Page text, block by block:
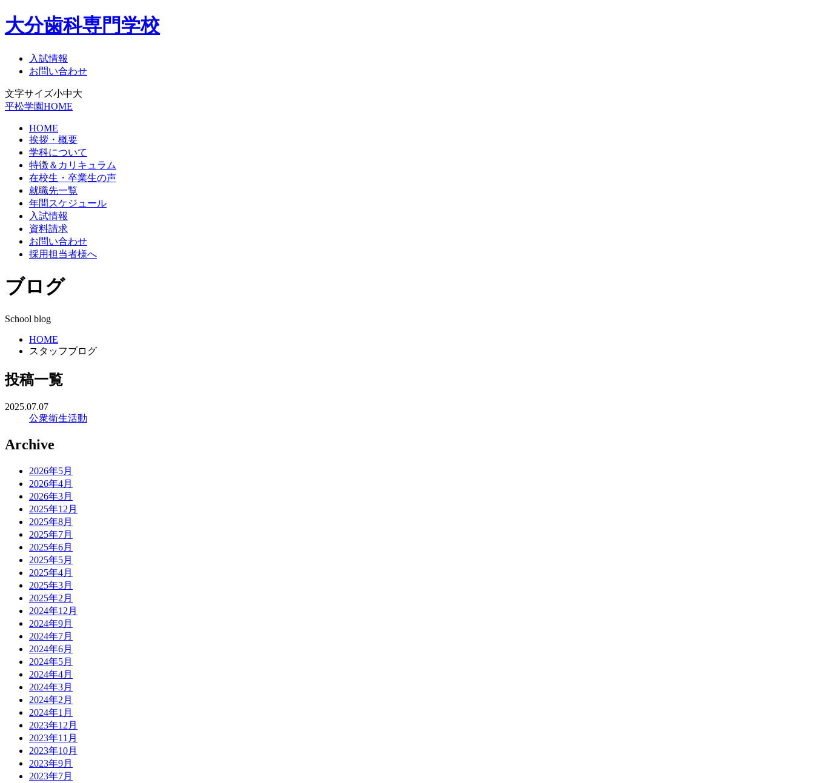
大分歯科専門学校
入試情報
お問い合わせ
文字サイズ小中大
平松学園HOME
HOME
挨拶・概要
学科について
特徴＆カリキュラム
在校生・卒業生の声
就職先一覧
年間スケジュール
入試情報
資料請求
お問い合わせ
採用担当者様へ
ブログ
School blog
HOME
スタッフブログ
投稿一覧
2025.07.07
公衆衛生活動
Archive
2026年5月
2026年4月
2026年3月
2025年12月
2025年8月
2025年7月
2025年6月
2025年5月
2025年4月
2025年3月
2025年2月
2024年12月
2024年9月
2024年7月
2024年6月
2024年5月
2024年4月
2024年3月
2024年2月
2024年1月
2023年12月
2023年11月
2023年10月
2023年9月
2023年7月